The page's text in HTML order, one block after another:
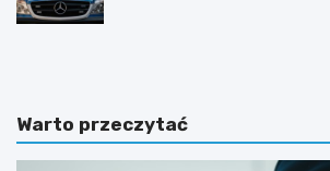
Z
k
a
W
G
Ł
a
s
Warto przeczytać